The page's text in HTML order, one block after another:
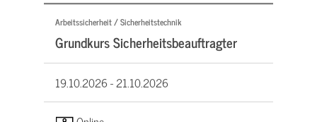
Arbeitssicherheit / Sicherheitstechnik
Grundkurs Sicherheitsbeauftragter
19.10.2026 -21.10.2026